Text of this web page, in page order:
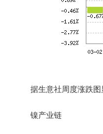
据生意社周度涨跌图
镍产业链